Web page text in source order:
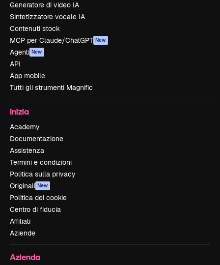
Generatore di video IA
Sintetizzatore vocale IA
Contenuti stock
MCP per Claude/ChatGPT New
Agenti New
API
App mobile
Tutti gli strumenti Magnific
Inizia
Academy
Documentazione
Assistenza
Termini e condizioni
Politica sulla privacy
Originali New
Politica dei cookie
Centro di fiducia
Affiliati
Aziende
Azienda